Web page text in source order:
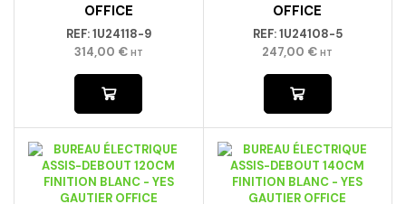
OFFICE
REF:1U24118-9
314,00 € HT
OFFICE
REF:1U24108-5
247,00 € HT